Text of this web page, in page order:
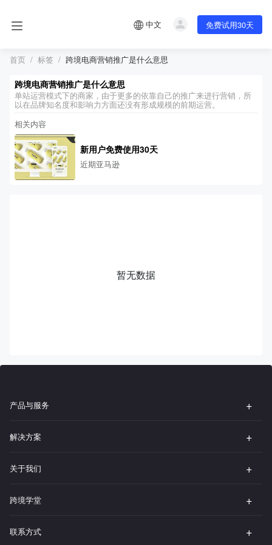
中文 免费试用30天
首页 标签 跨境电商营销推广是什么意思
跨境电商营销推广是什么意思
单站运营模式下的商家，由于更多的依靠自己的推广来进行营销，所
以在品牌知名度和影响力方面还没有形成规模的前期运营。
相关内容
新用户免费使用30天
近期亚马逊
暂无数据
产品与服务
解决方案
关于我们
跨境学堂
联系方式